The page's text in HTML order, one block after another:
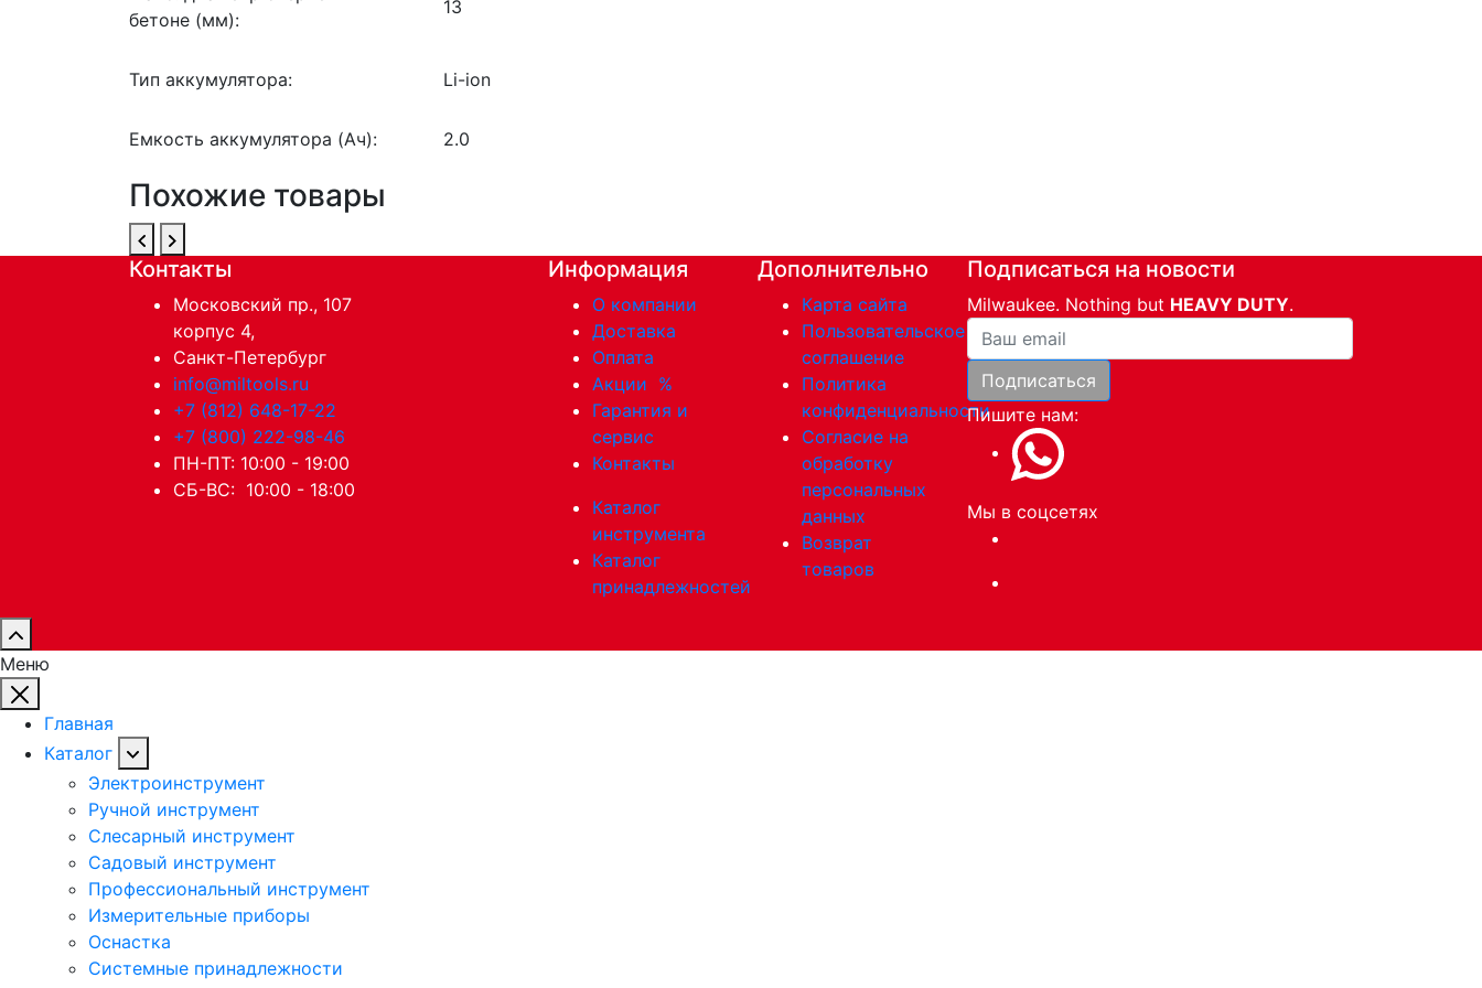
бетоне (мм):
13
Тип аккумулятора: Li-ion
Емкость аккумулятора (Ач): 2.0
Похожие товары
Контакты
Московский пр., 107
корпус 4,
Санкт-Петербург
info@miltools.ru
+7 (812) 648-17-22
+7 (800) 222-98-46
ПН-ПТ: 10:00 - 19:00
СБ-ВС: 10:00 - 18:00
Информация
О компании
Доставка
Оплата
Акции %
Гарантия и
сервис
Контакты
Каталог
инструмента
Каталог
принадлежностей
Дополнительно
Карта сайта
Пользовательское
соглашение
Политика
конфиденциальности
Согласие на
обработку
персональных
данных
Возврат
товаров
Подписаться на новости
Milwaukee. Nothing but HEAVY DUTY.
Ваша почта
Подписаться
Пишите нам:
Мы в соцсетях
Меню
Главная
Каталог
Электроинструмент
Ручной инструмент
Слесарный инструмент
Садовый инструмент
Профессиональный инструмент
Измерительные приборы
Оснастка
Системные принадлежности